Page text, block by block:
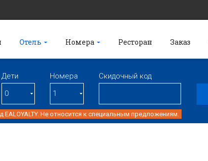
Отель Номера Ресторан Заказ
Дети Номерa Скидочный код
Не относится к специальным предложениям.